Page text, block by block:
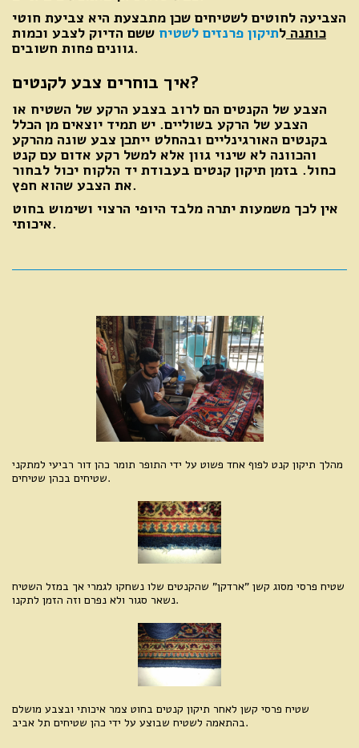
הצביעה לחוטים לשטיחים שכן מתבצעת היא צביעת חוטי
כותנה לתיקון פרנזים לשטיח ששם הדיוק לצבע וכמות
גוונים פחות חשובים.
איך בוחרים צבע לקנטים?
הצבע של הקנטים הם לרוב בצבע הרקע של השטיח או
הצבע של הרקע בשוליים. יש תמיד יוצאים מן הכלל
בקנטים האורגינליים ובהחלט ייתכן צבע שונה מהרקע
והכוונה לא שינוי גוון אלא למשל רקע אדום עם קנט
כחול. בזמן תיקון קנטים בעבודת יד הלקוח יכול לבחור
את הצבע שהוא חפץ.
אין לכך משמעות יתרה מלבד היופי הרצוי ושימוש בחוט
איכותי.
מהלך תיקון קנט לפוף אחד פשוט על ידי התופר תומר כהן דור רביעי למתקני
שטיחים בכהן שטיחים.
שטיח פרסי מסוג קשן "ארדקן" שהקנטים שלו נשחקו לגמרי אך במזל השטיח
נשאר סגור ולא נפרם וזה הזמן לתקנו.
שטיח פרסי קשן לאחר תיקון קנטים בחוט צמר איכותי ובצבע מושלם
בהתאמה לשטיח שבוצע על ידי כהן שטיחים תל אביב.